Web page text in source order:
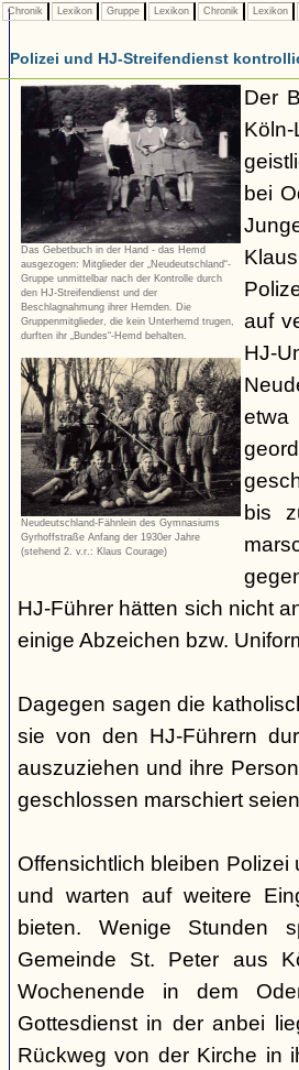
Chronik Lexikon Gruppe Lexikon Chronik Lexikon
Polizei und HJ-Streifendienst
Das Gebetbuch in der Hand - das Hemd
ausgezogen: Mitglieder der „Neudeutschland“-
Gruppe unmittelbar nach der Kontrolle durch
den HJ-Streifendienst und der
Beschlagnahmung ihrer Hemden. Die
Gruppenmitglieder, die kein Unterhemd trugen,
durften ihr „Bundes“-Hemd behalten.
Neudeutschland-Fähnlein des Gymnasiums
Gyrhoffstraße Anfang der 1930er Jahre
(stehend 2. v.r.: Klaus Courage)
Der
bei
auf
HJ-
bis
HJ-Führer hätten sich nicht
einige Abzeichen bzw.
Dagegen sagen die
sie von den HJ-Führern
auszuziehen und ihre
geschlossen marschiert
Offensichtlich bleiben
und warten auf weitere
bieten. Wenige Stunden
Gemeinde St. Peter aus
Wochenende in dem
Gottesdienst in der anbei
Rückweg von der Kirche in